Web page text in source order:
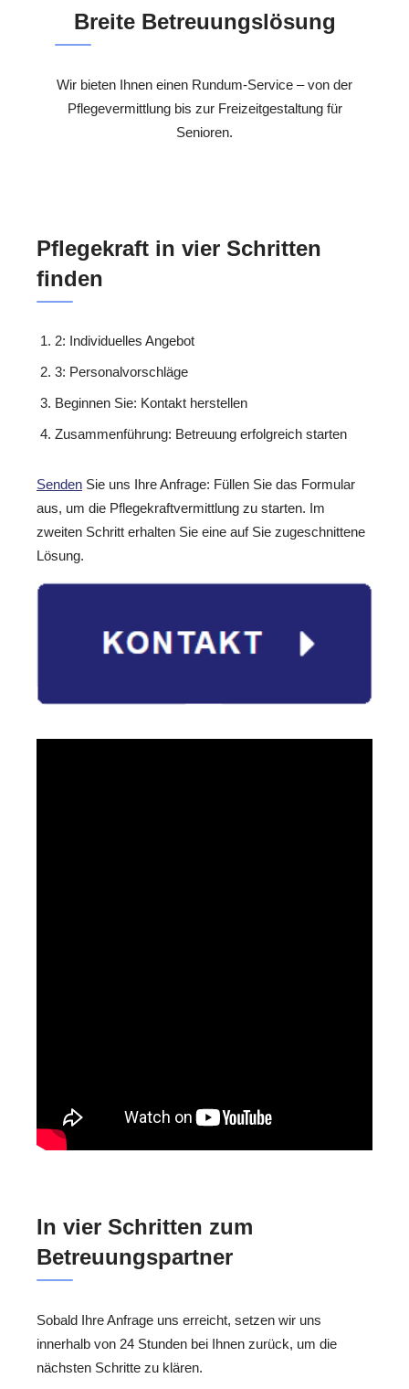
Breite Betreuungslösung
Wir bieten Ihnen einen Rundum-Service – von der
Pflegevermittlung bis zur Freizeitgestaltung für
Senioren.
Pflegekraft in vier Schritten
finden
2: Individuelles Angebot
3: Personalvorschläge
Beginnen Sie: Kontakt herstellen
Zusammenführung: Betreuung erfolgreich starten
Senden Sie uns Ihre Anfrage: Füllen Sie das Formular
aus, um die Pflegekraftvermittlung zu starten. Im
zweiten Schritt erhalten Sie eine auf Sie zugeschnittene
Lösung.
In vier Schritten zum
Betreuungspartner
Sobald Ihre Anfrage uns erreicht, setzen wir uns
innerhalb von 24 Stunden bei Ihnen zurück, um die
nächsten Schritte zu klären.